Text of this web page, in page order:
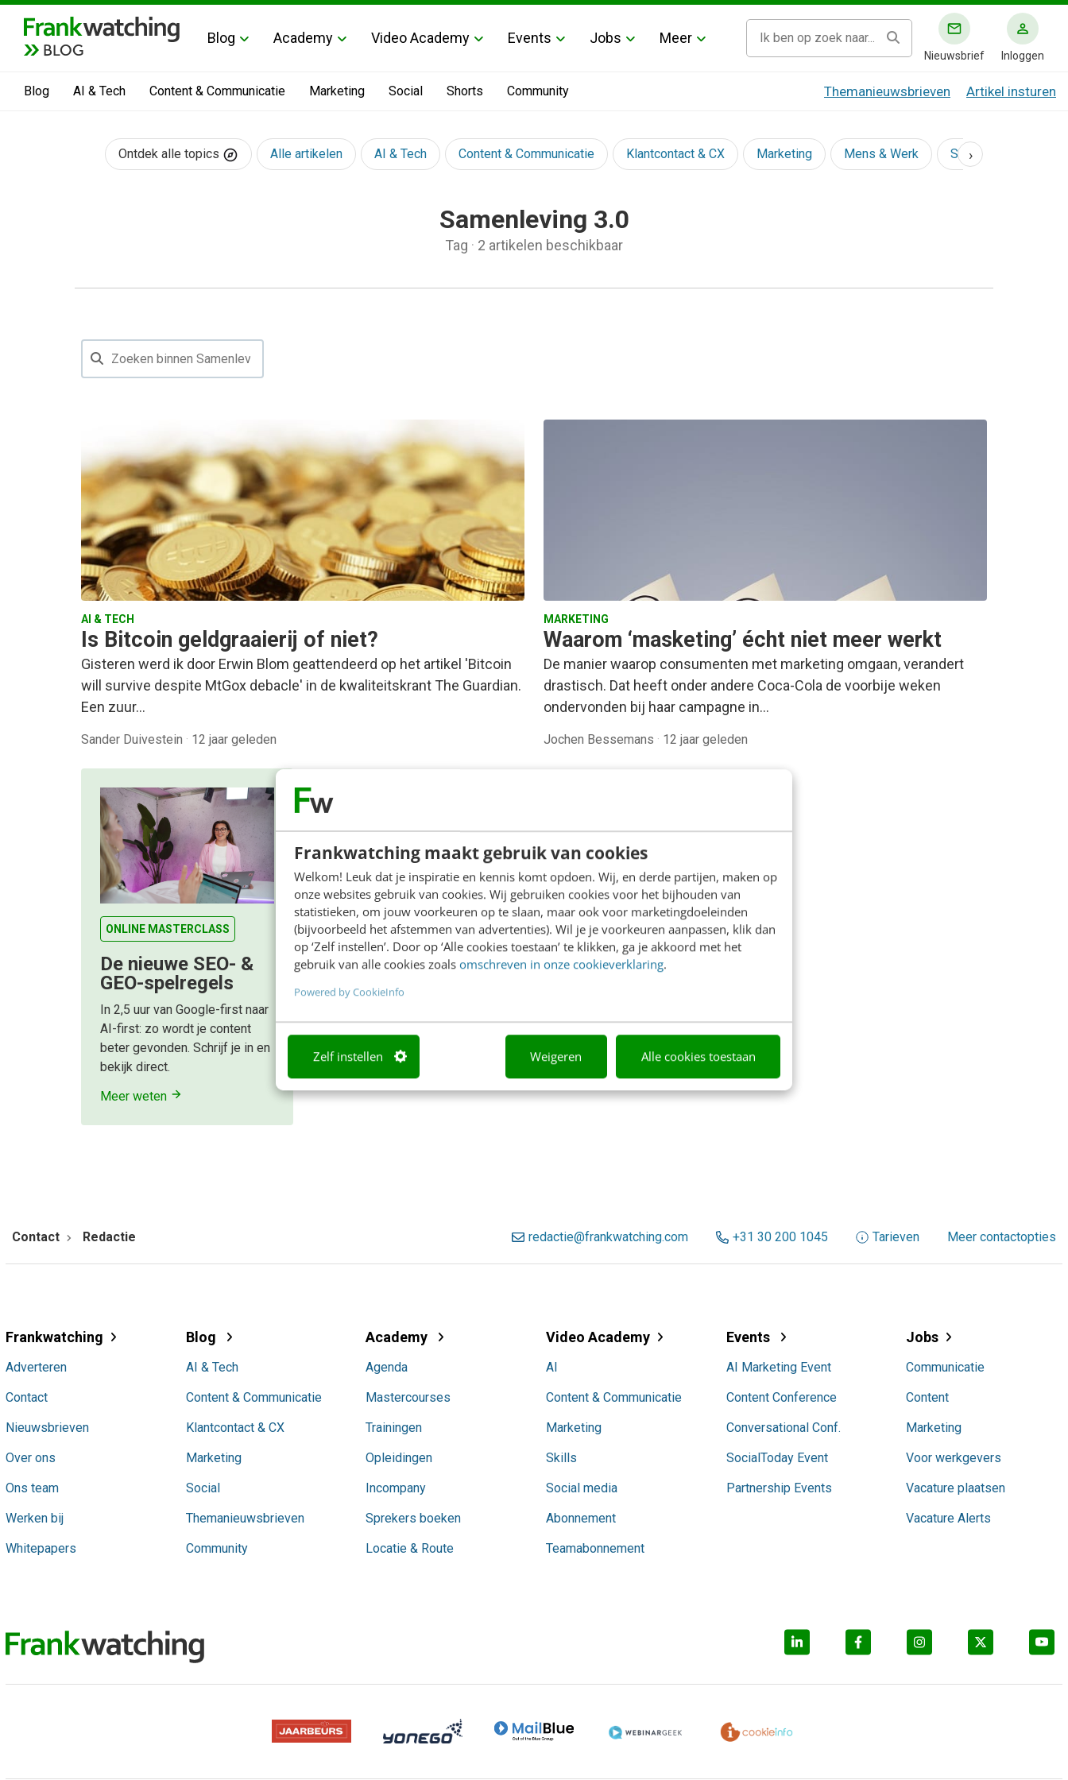
Frankwatching maakt gebruik van cookies
Welkom! Leuk dat je inspiratie en kennis komt opdoen. Wij, en derde partijen, maken op
onze websites gebruik van cookies. Wij gebruiken cookies voor het bijhouden van
statistieken, om jouw voorkeuren op te slaan, maar ook voor marketingdoeleinden
(bijvoorbeeld het afstemmen van advertenties). Wil je je voorkeuren aanpassen, klik dan
op ‘Zelf instellen’. Door op ‘Alle cookies toestaan’ te klikken, ga je akkoord met het
gebruik van alle cookies zoals omschreven in onze cookieverklaring.
Powered by CookieInfo
Zelf instellen Weigeren Alle cookies toestaan
BLOG
Blog Academy Video Academy Events Jobs Meer
Nieuwsbrief Inloggen
Blog AI & Tech Content & Communicatie Marketing Social Shorts Community Themanieuwsbrieven Artikel insturen
Ontdek alle topics Alle artikelen AI & Tech Content & Communicatie Klantcontact & CX Marketing Mens & Werk Social
›
Samenleving 3.0
Tag · 2 artikelen beschikbaar
AI & TECH
Is Bitcoin geldgraaierij of niet?
Gisteren werd ik door Erwin Blom geattendeerd op het artikel 'Bitcoin
will survive despite MtGox debacle' in de kwaliteitskrant The Guardian.
Een zuur…
Sander Duivestein · 12 jaar geleden
MARKETING
Waarom ‘masketing’ écht niet meer werkt
De manier waarop consumenten met marketing omgaan, verandert
drastisch. Dat heeft onder andere Coca-Cola de voorbije weken
ondervonden bij haar campagne in…
Jochen Bessemans · 12 jaar geleden
ONLINE MASTERCLASS
De nieuwe SEO- &
GEO-spelregels
In 2,5 uur van Google-first naar
AI-first: zo wordt je content
beter gevonden. Schrijf je in en
bekijk direct.
Meer weten
Contact Redactie redactie@frankwatching.com +31 30 200 1045 Tarieven Meer contactopties
Frankwatching
Adverteren
Contact
Nieuwsbrieven
Over ons
Ons team
Werken bij
Whitepapers
Blog
AI & Tech
Content & Communicatie
Klantcontact & CX
Marketing
Social
Themanieuwsbrieven
Community
Academy
Agenda
Mastercourses
Trainingen
Opleidingen
Incompany
Sprekers boeken
Locatie & Route
Video Academy
AI
Content & Communicatie
Marketing
Skills
Social media
Abonnement
Teamabonnement
Events
AI Marketing Event
Content Conference
Conversational Conf.
SocialToday Event
Partnership Events
Jobs
Communicatie
Content
Marketing
Voor werkgevers
Vacature plaatsen
Vacature Alerts